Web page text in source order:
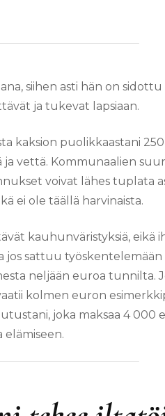
siihen asti hän on
ja tukevat lapsiaan.
kaksion puolikkaastani
ja vettä. Kommunaalien
voivat lähes tuplata
ei ole täällä harvinaista.
kauhunväristyksiä, eikä
jos sattuu työskentelemään
neljään euroa tunnilta.
kolmen euron
joka maksaa 4 000
elämiseen.